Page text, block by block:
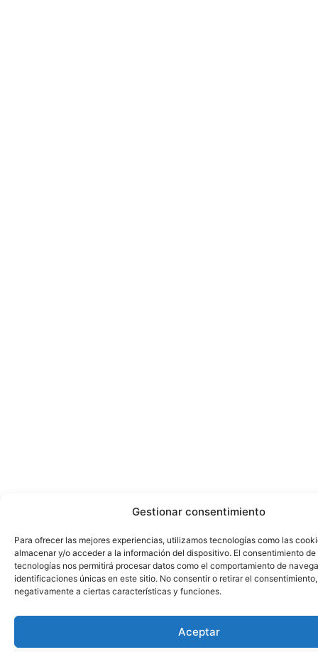
Gestionar consentimiento
Para ofrecer las mejores experiencias, utilizamos tecnologías como las
almacenar y/o acceder a la información del dispositivo. El consentimiento de
tecnologías nos permitirá procesar datos como el comportamiento de
identificaciones únicas en este sitio. No consentir o retirar el
negativamente a ciertas características y funciones.
Aceptar